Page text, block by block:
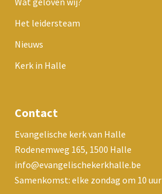
Het leidersteam
Nieuws
Kerk in Halle
Contact
Evangelische kerk van Halle
Rodenemweg 165, 1500 Halle
info@evangelischekerkhalle.be
Samenkomst: elke zondag om 10 uur